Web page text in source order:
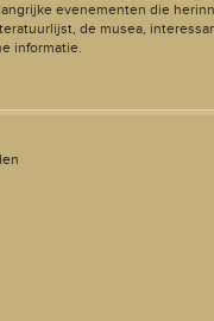
evenementen die
de musea,
informatie.